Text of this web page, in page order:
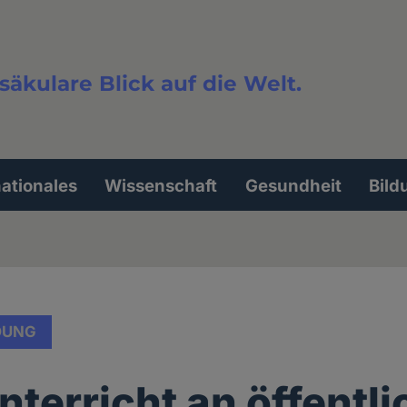
Blick auf die Welt.
Wissenschaft Gesundheit